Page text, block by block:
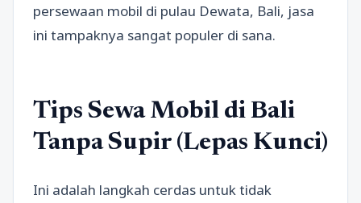
persewaan mobil di pulau Dewata, Bali, jasa
ini tampaknya sangat populer di sana.
Tips Sewa Mobil di Bali
Tanpa Supir (Lepas Kunci)
Ini adalah langkah cerdas untuk tidak